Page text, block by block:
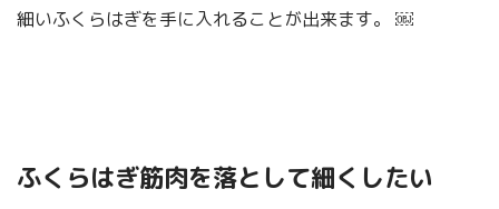
細いふくらはぎを手に入れることが出来ます。 ￼
ふくらはぎ筋肉を落として細くしたい